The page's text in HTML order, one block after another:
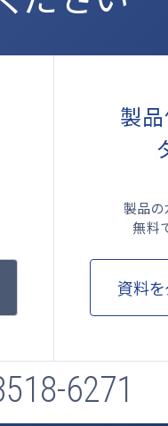
製
製品の
無料
資料を
6271